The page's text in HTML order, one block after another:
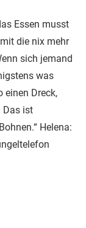
Essen musst
die nix mehr
sich jemand
was
einen Dreck,
Das ist
Helena: